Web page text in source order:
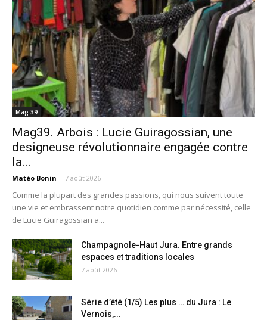
Mag 39
Mag39. Arbois : Lucie Guiragossian, une
designeuse révolutionnaire engagée contre
la...
Matéo Bonin - 7 août 2026
Comme la plupart des grandes passions, qui nous suivent toute
une vie et embrassent notre quotidien comme par nécessité, celle
de Lucie Guiragossian a...
Champagnole-Haut Jura. Entre grands
espaces et traditions locales
7 août 2026
Série d’été (1/5) Les plus … du Jura : Le
Vernois,...